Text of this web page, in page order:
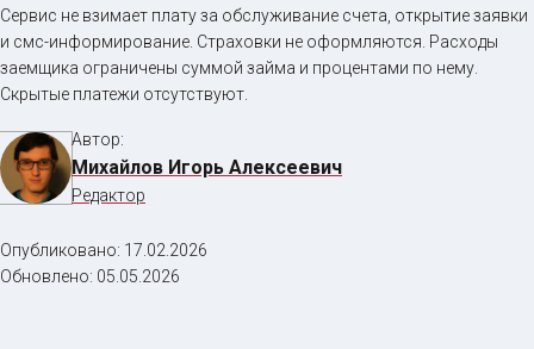
Сервис не взимает плату за обслуживание счета, открытие заявки
и смс-информирование. Страховки не оформляются. Расходы
заемщика ограничены суммой займа и процентами по нему.
Скрытые платежи отсутствуют.
Автор:
Михайлов Игорь Алексеевич
Редактор
Опубликовано: 17.02.2026
Обновлено: 05.05.2026